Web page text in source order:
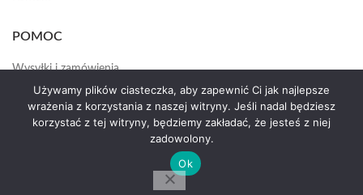
POMOC
Wysyłki i zamówienia
Jak założyć konto
HEMAS.PL 2025
by erte
Używamy plików ciasteczka, aby zapewnić Ci jak najlepsze
wrażenia z korzystania z naszej witryny. Jeśli nadal będziesz
korzystać z tej witryny, będziemy zakładać, że jesteś z niej
zadowolony.
Ok